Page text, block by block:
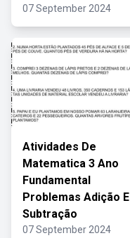
07 September 2024
Atividades De
Matematica 3 Ano
Fundamental
Problemas Adição E
Subtração
07 September 2024